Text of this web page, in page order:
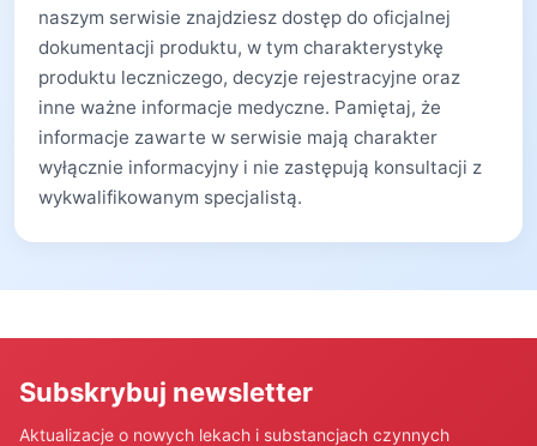
naszym serwisie znajdziesz dostęp do oficjalnej
dokumentacji produktu, w tym charakterystykę
produktu leczniczego, decyzje rejestracyjne oraz
inne ważne informacje medyczne. Pamiętaj, że
informacje zawarte w serwisie mają charakter
wyłącznie informacyjny i nie zastępują konsultacji z
wykwalifikowanym specjalistą.
Subskrybuj newsletter
Aktualizacje o nowych lekach i substancjach czynnych